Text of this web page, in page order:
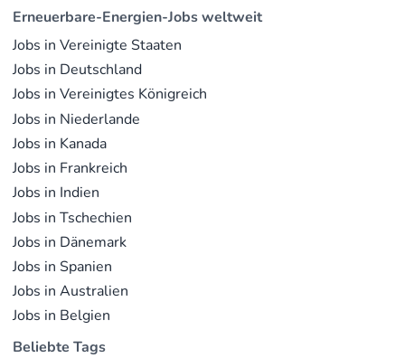
Erneuerbare-Energien-Jobs weltweit
Jobs in Vereinigte Staaten
Jobs in Deutschland
Jobs in Vereinigtes Königreich
Jobs in Niederlande
Jobs in Kanada
Jobs in Frankreich
Jobs in Indien
Jobs in Tschechien
Jobs in Dänemark
Jobs in Spanien
Jobs in Australien
Jobs in Belgien
Beliebte Tags